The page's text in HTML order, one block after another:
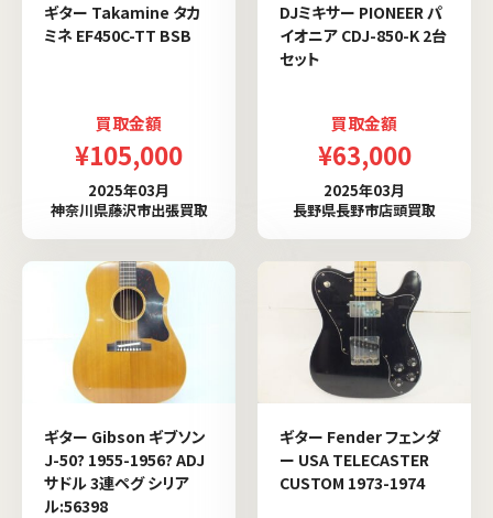
ギター Takamine タカ
ミネ EF450C-TT BSB
買取金額
¥105,000
2025年03月
神奈川県藤沢市出張買取
DJミキサー PIONEER パ
イオニア CDJ-850-K 2台
セット
買取金額
¥63,000
2025年03月
長野県長野市店頭買取
ギター Gibson ギブソン
J-50? 1955-1956? ADJ
サドル 3連ペグ シリア
ル:56398
ギター Fender フェンダ
ー USA TELECASTER
CUSTOM 1973-1974